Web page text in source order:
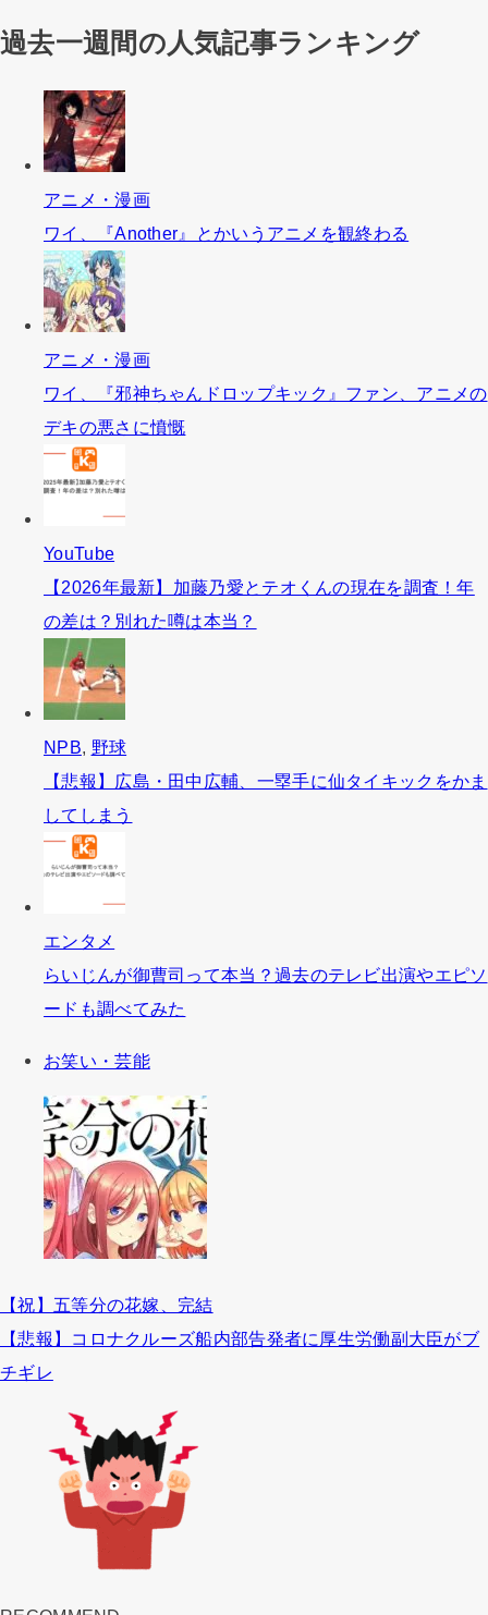
過去一週間の人気記事ランキング
アニメ・漫画
ワイ、『Another』とかいうアニメを観終わる
アニメ・漫画
ワイ、『邪神ちゃんドロップキック』ファン、アニメの
デキの悪さに憤慨
YouTube
【2026年最新】加藤乃愛とテオくんの現在を調査！年
の差は？別れた噂は本当？
NPB, 野球
【悲報】広島・田中広輔、一塁手に仙タイキックをかま
してしまう
エンタメ
らいじんが御曹司って本当？過去のテレビ出演やエピソ
ードも調べてみた
お笑い・芸能
【祝】五等分の花嫁、完結
【悲報】コロナクルーズ船内部告発者に厚生労働副大臣がブ
チギレ